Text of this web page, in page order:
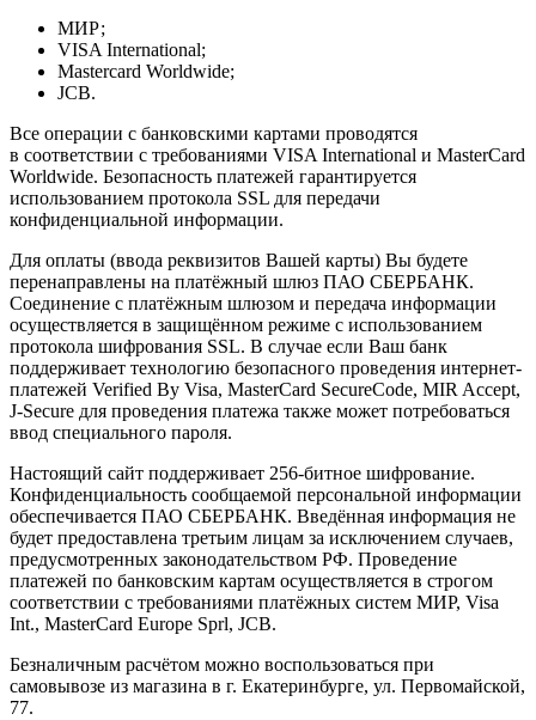
МИР;
VISA International;
Mastercard Worldwide;
JCB.
Все операции с банковскими картами проводятся
в соответствии с требованиями VISA International и MasterCard
Worldwide. Безопасность платежей гарантируется
использованием протокола SSL для передачи
конфиденциальной информации.
Для оплаты (ввода реквизитов Вашей карты) Вы будете
перенаправлены на платёжный шлюз ПАО СБЕРБАНК.
Соединение с платёжным шлюзом и передача информации
осуществляется в защищённом режиме с использованием
протокола шифрования SSL. В случае если Ваш банк
поддерживает технологию безопасного проведения интернет-
платежей Verified By Visa, MasterCard SecureCode, MIR Accept,
J-Secure для проведения платежа также может потребоваться
ввод специального пароля.
Настоящий сайт поддерживает 256-битное шифрование.
Конфиденциальность сообщаемой персональной информации
обеспечивается ПАО СБЕРБАНК. Введённая информация не
будет предоставлена третьим лицам за исключением случаев,
предусмотренных законодательством РФ. Проведение
платежей по банковским картам осуществляется в строгом
соответствии с требованиями платёжных систем МИР, Visa
Int., MasterCard Europe Sprl, JCB.
Безналичным расчётом можно воспользоваться при
самовывозе из магазина в г. Екатеринбурге, ул. Первомайской,
77.